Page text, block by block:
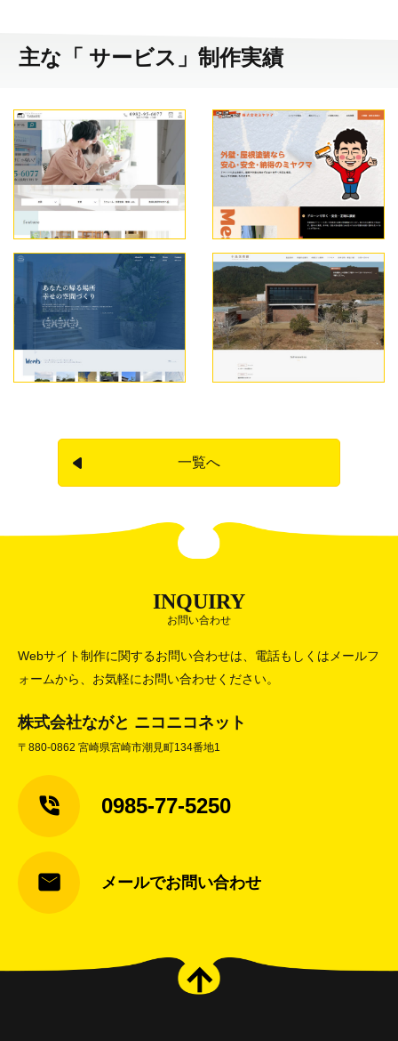
主な「 サービス」制作実績
一覧へ
INQUIRY
お問い合わせ
Webサイト制作に関するお問い合わせは、電話もしくはメールフ
ォームから、お気軽にお問い合わせください。
株式会社ながと ニコニコネット
〒880-0862 宮崎県宮崎市潮見町134番地1
0985-77-5250
メールでお問い合わせ
arrow_upward